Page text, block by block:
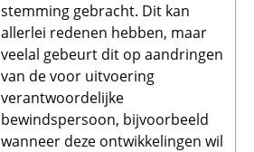
stemming gebracht. Dit kan
allerlei redenen hebben, maar
veelal gebeurt dit op aandringen
van de voor uitvoering
verantwoordelijke
bewindspersoon, bijvoorbeeld
wanneer deze ontwikkelingen wil